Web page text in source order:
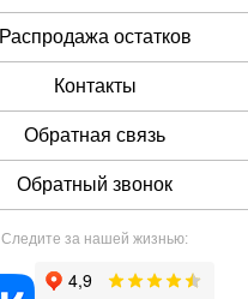
Распродажа остатков
Контакты
Обратная связь
Обратный звонок
Следите за нашей жизнью: